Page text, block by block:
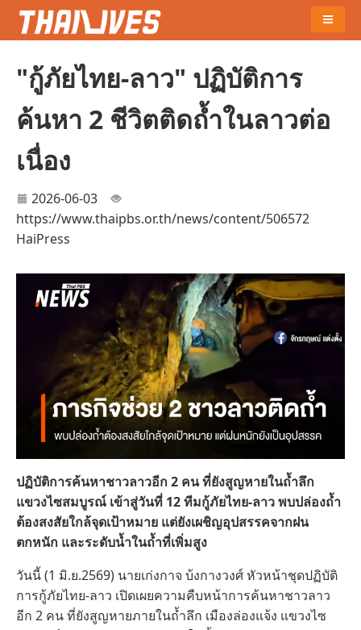
"กู้ภัยไทย-ลาว" ปฏิบัติการ
ค้นหา 2 ชีวิตติดถ้ำในลาวต่อ
เนื่อง
2026-06-03
https://www.thaipbs.or.th/news/content/506572
HaiPress
ปฏิบัติการค้นหาชาวลาวอีก 2 คน ที่ยังสูญหายในถ้ำลึก
แขวงไซสมบูรณ์ เข้าสู่วันที่ 12 ทีมกู้ภัยไทย-ลาว พบปล่องถ้ำ
ต้องสงสัยใกล้จุดเป้าหมาย แต่ยังเผชิญอุปสรรคจากฝน
ตกหนัก และระดับน้ำในถ้ำที่เพิ่มสูง
วันนี้ (1 มิ.ย.2569) นายเก่งกาจ บ้งกางวงศ์ หัวหน้าชุดปฏิบัติ
การกู้ภัยไทย-ลาว เปิดเผยความคืบหน้าการค้นหาชาวลาว
อีก 2 คน ที่ยังสูญหายภายในถ้ำลึก เมืองล่องแจ้ง แขวงไซ